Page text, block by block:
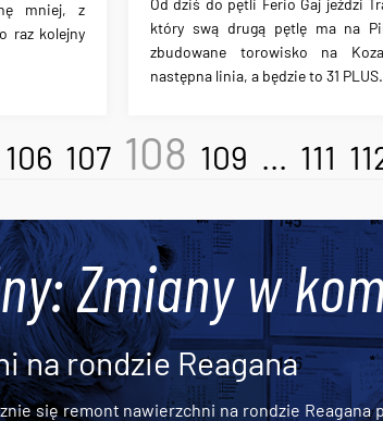
mniej, z
raz kolejny
który swą drugą pętlę ma na
zbudowane torowisko na
następna linia, a będzie to 31 PLUS.
106 107 108 109 ... 111
Zmiany w
na rondzie Reagana
się remont nawierzchni na rondzie Reagana